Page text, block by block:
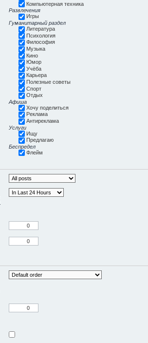
Компьютерная техника
Развлечения
Игры
Гуманитарный раздел
Литература
Психология
Философия
Музыка
Кино
Юмор
Учёба
Карьера
Полезные советы
Спорт
Отдых
Афиша
Хочу поделиться
Реклама
Антиреклама
Услуги
Ищу
Предлагаю
Беспредел
Флейм